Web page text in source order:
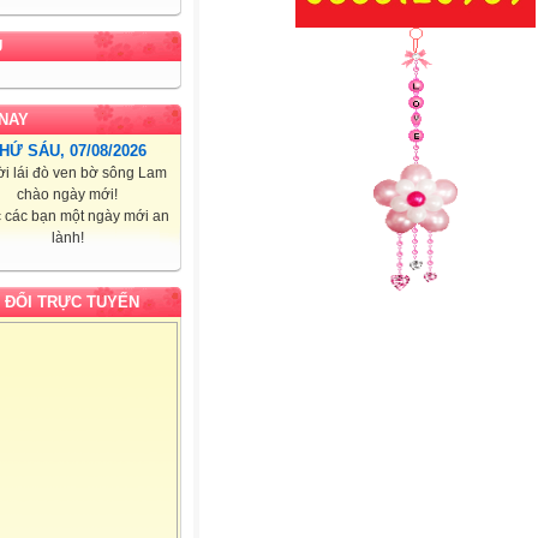
SÁU, 07/08/2026
lái đò ven bờ sông Lam
chào ngày mới!
các bạn một ngày mới an
lành!
ĐỔI TRỰC TUYẾN